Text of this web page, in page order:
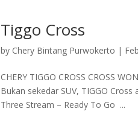
Tiggo Cross
by Chery Bintang Purwokerto |
CHERY TIGGO CROSS CROSS
Bukan sekedar SUV, TIGGO
Three Stream – Ready To Go ...